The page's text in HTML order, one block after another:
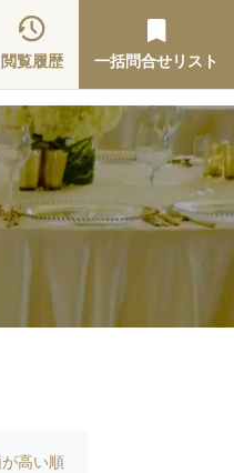
閲覧履歴 一括問合せリスト
高い順